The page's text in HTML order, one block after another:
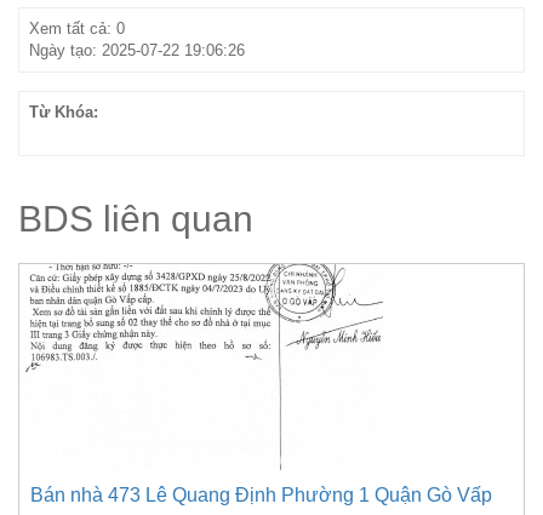
Xem tất cả: 0
Ngày tạo: 2025-07-22 19:06:26
Từ Khóa:
BDS liên quan
Bán nhà 473 Lê Quang Định Phường 1 Quận Gò Vấp